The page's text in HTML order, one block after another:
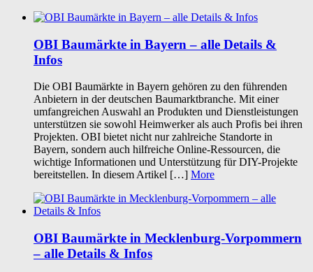
OBI Baumärkte in Bayern – alle Details &
Infos
Die OBI Baumärkte in Bayern gehören zu den führenden
Anbietern in der deutschen Baumarktbranche. Mit einer
umfangreichen Auswahl an Produkten und Dienstleistungen
unterstützen sie sowohl Heimwerker als auch Profis bei ihren
Projekten. OBI bietet nicht nur zahlreiche Standorte in
Bayern, sondern auch hilfreiche Online-Ressourcen, die
wichtige Informationen und Unterstützung für DIY-Projekte
bereitstellen. In diesem Artikel […] More
OBI Baumärkte in Mecklenburg-Vorpommern
– alle Details & Infos